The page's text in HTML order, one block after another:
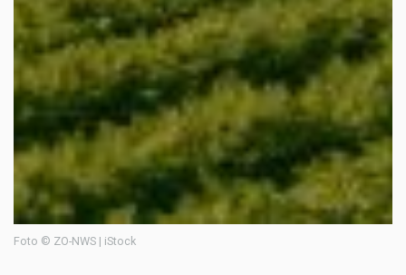
Foto © ZO-NWS | iStock